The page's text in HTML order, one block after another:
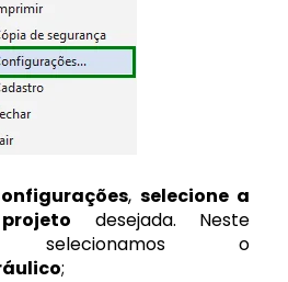
, selecione a
desejada. Neste
selecionamos o
;